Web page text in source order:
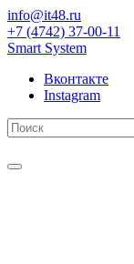
info@it48.ru
+7 (4742) 37-00-11
Smart System
Вконтакте
Instagram